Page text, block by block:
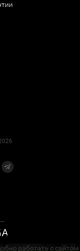
работать с сайтом